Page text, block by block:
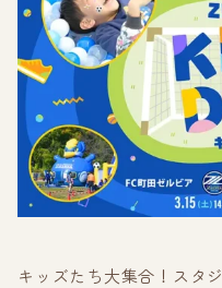
キッズたち大集合！スタ